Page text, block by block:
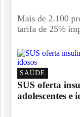
Mais de 2.100
tarifa de 25%
SAÚDE
SUS oferta
adolescentes e